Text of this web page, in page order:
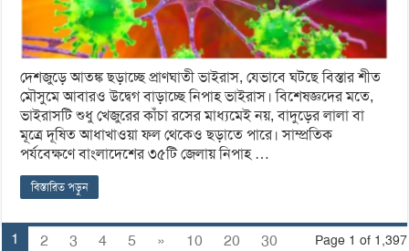
দেশজুড়ে আতঙ্ক ছড়াচ্ছে প্রাণঘাতী ভাইরাস, যেভাবে ঘটছে বিস্তার শীত
মৌসুমে আবারও উদ্বেগ বাড়াচ্ছে নিপাহ ভাইরাস। বিশেষজ্ঞদের মতে,
ভাইরাসটি শুধু খেজুরের কাঁচা রসের মাধ্যমেই নয়, বাদুড়ের লালা বা
মূত্রে দূষিত আধাখাওয়া ফল থেকেও ছড়াতে পারে। সাম্প্রতিক
পর্যবেক্ষণে বাংলাদেশের ৩৫টি জেলায় নিপাহ …
বিস্তারিত পড়ুন
Page 1 of 1,397
1 2 3 4 5 » 10 20
30